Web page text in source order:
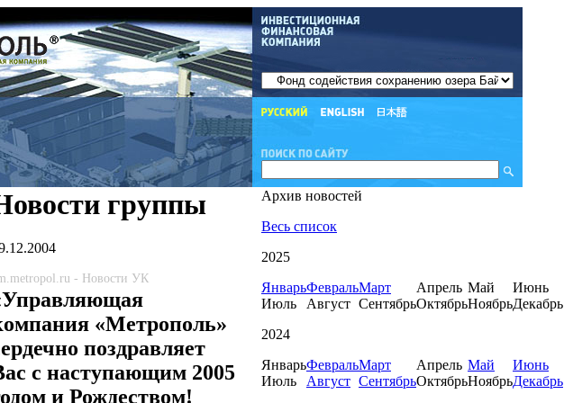
группы
- Новости УК
«Метрополь»
поздравляет
с наступающим 2005
и Рождеством!
Архив новостей
Весь список
2025
ЯнварьФевральМарт Апрель Май
Июнь
Июль
Август СентябрьОктябрьНоябрьДекабрь
2024
ЯнварьФевральМарт Апрель Май
Июнь
Июль
Август СентябрьОктябрьНоябрьДекабрь